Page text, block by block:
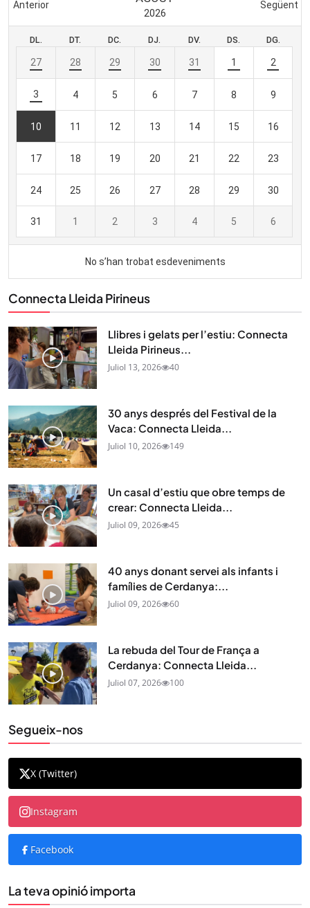
Connecta Lleida Pirineus
Llibres i gelats per l’estiu: Connecta
Lleida Pirineus...
Juliol 13, 2026 40
30 anys després del Festival de la
Vaca: Connecta Lleida...
Juliol 10, 2026 149
Un casal d’estiu que obre temps de
crear: Connecta Lleida...
Juliol 09, 2026 45
40 anys donant servei als infants i
famílies de Cerdanya:...
Juliol 09, 2026 60
La rebuda del Tour de França a
Cerdanya: Connecta Lleida...
Juliol 07, 2026 100
Segueix-nos
X (Twitter)
Instagram
Facebook
La teva opinió importa